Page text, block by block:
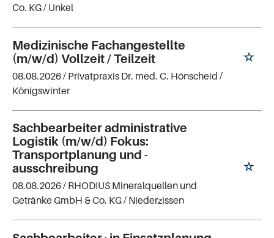
Co. KG/ Unkel
Medizinische Fachangestellte
(m/w/d) Vollzeit / Teilzeit
08.08.2026 / Privatpraxis Dr. med. C. Hönscheid /
Königswinter
Sachbearbeiter administrative
Logistik (m/w/d) Fokus:
Transportplanung und -
ausschreibung
08.08.2026 / RHODIUS Mineralquellen und
Getränke GmbH & Co. KG/ Niederzissen